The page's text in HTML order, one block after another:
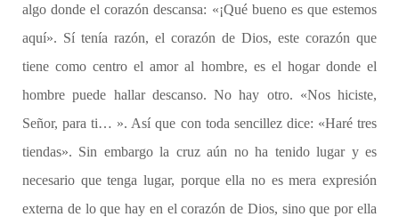
algo donde el corazón descansa: «¡Qué bueno es que estemos
aquí». Sí tenía razón, el corazón de Dios, este corazón que
tiene como centro el amor al hombre, es el hogar donde el
hombre puede hallar descanso. No hay otro. «Nos hiciste,
Señor, para ti… ». Así que con toda sencillez dice: «Haré tres
tiendas». Sin embargo la cruz aún no ha tenido lugar y es
necesario que tenga lugar, porque ella no es mera expresión
externa de lo que hay en el corazón de Dios, sino que por ella